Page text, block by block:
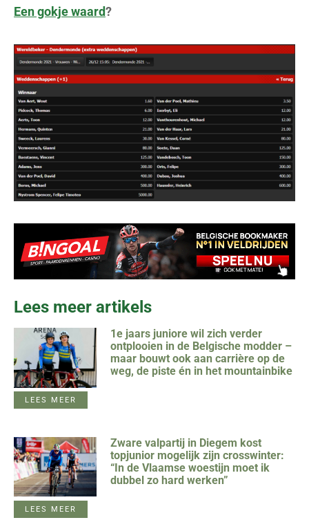
Een gokje waard?
Lees meer artikels
1e jaars juniore wil zich verder
ontplooien in de Belgische modder –
maar bouwt ook aan carrière op de
weg, de piste én in het mountainbike
LEES MEER
Zware valpartij in Diegem kost
topjunior mogelijk zijn crosswinter:
“In de Vlaamse woestijn moet ik
dubbel zo hard werken”
LEES MEER